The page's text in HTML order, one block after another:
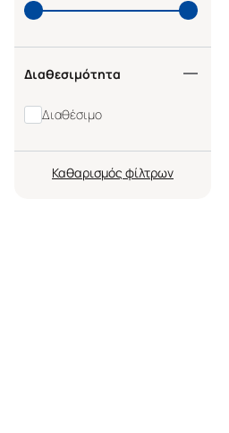
Διαθεσιμότητα
Διαθέσιμο
Καθαρισμός